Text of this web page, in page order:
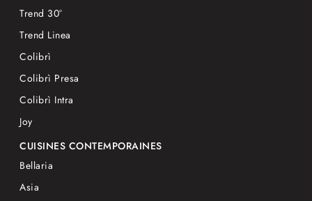
Trend 30°
Trend Linea
Colibrì
Colibrì Presa
Colibrì Intra
Joy
CUISINES CONTEMPORAINES
Bellaria
Asia